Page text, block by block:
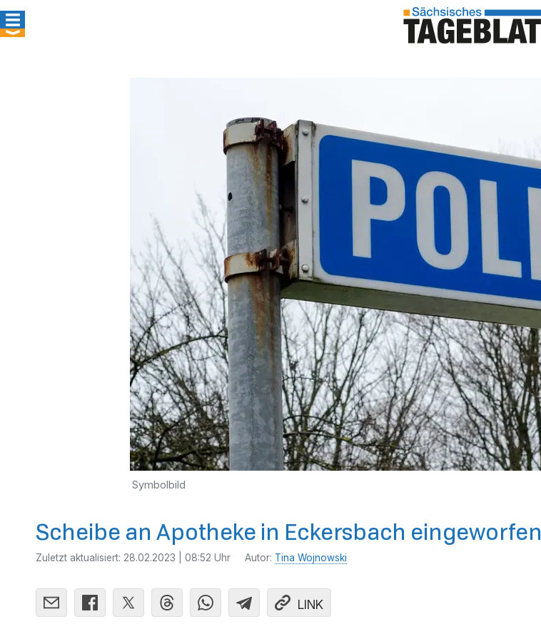
Symbolbild
Scheibe an Apotheke in Eckersbach eingeworfen
Zuletzt aktualisiert: 28.02.2023 | 08:52 Uhr Autor: Tina Wojnowski
LINK